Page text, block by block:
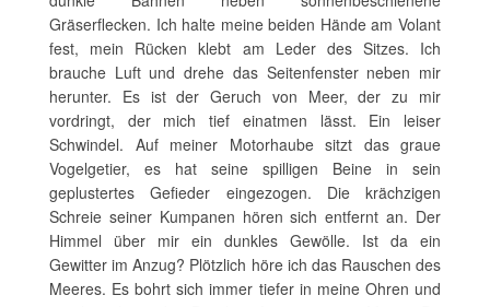
Gräserflecken. Ich halte meine beiden Hände am Volant
fest, mein Rücken klebt am Leder des Sitzes. Ich
brauche Luft und drehe das Seitenfenster neben mir
herunter. Es ist der Geruch von Meer, der zu mir
vordringt, der mich tief einatmen lässt. Ein leiser
Schwindel. Auf meiner Motorhaube sitzt das graue
Vogelgetier, es hat seine spilligen Beine in sein
geplustertes Gefieder eingezogen. Die krächzigen
Schreie seiner Kumpanen hören sich entfernt an. Der
Himmel über mir ein dunkles Gewölle. Ist da ein
Gewitter im Anzug? Plötzlich höre ich das Rauschen des
Meeres. Es bohrt sich immer tiefer in meine Ohren und